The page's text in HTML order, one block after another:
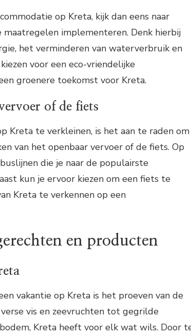
op Kreta, kijk dan eens naar
implementeren. Denk hierbij
het verminderen van waterverbruik en
voor een eco-vriendelijke
groenere toekomst voor Kreta.
of de fiets
Kreta te verkleinen, is het aan te raden om
van het openbaar vervoer of de fiets. Op
die je naar de populairste
kun je ervoor kiezen om een fiets te
Kreta te verkennen op een
en producten
vakantie op Kreta is het proeven van de
vis en zeevruchten tot gegrilde
Kreta heeft voor elk wat wils. Door